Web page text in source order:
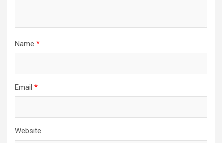
Name *
Email *
Website